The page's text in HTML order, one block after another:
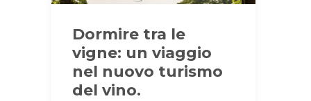
Dormire tra le
vigne: un viaggio
nel nuovo turismo
del vino.